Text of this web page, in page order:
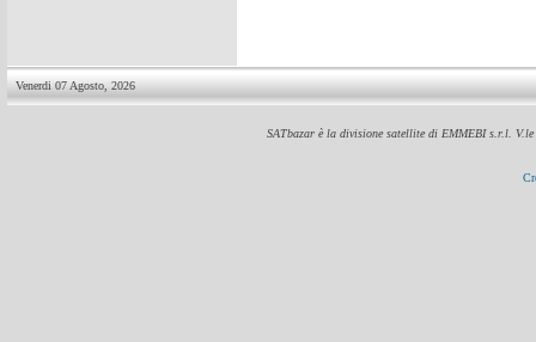
Venerdi 07 Agosto, 2026
SATbazar è la divisione satellite di EMMEBI s.r.l.